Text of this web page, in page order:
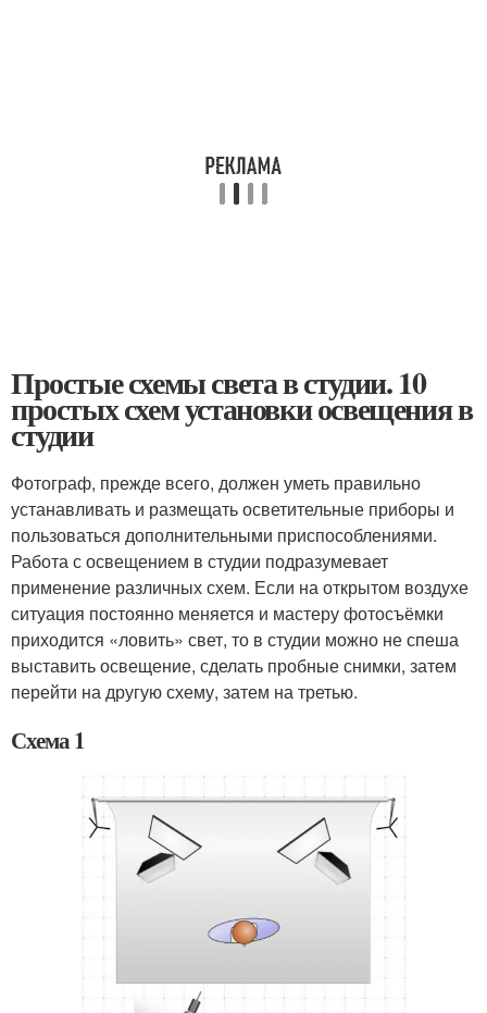
Простые схемы света в студии. 10
простых схем установки освещения в
студии
Фотограф, прежде всего, должен уметь правильно
устанавливать и размещать осветительные приборы и
пользоваться дополнительными приспособлениями.
Работа с освещением в студии подразумевает
применение различных схем. Если на открытом воздухе
ситуация постоянно меняется и мастеру фотосъёмки
приходится «ловить» свет, то в студии можно не спеша
выставить освещение, сделать пробные снимки, затем
перейти на другую схему, затем на третью.
Схема 1